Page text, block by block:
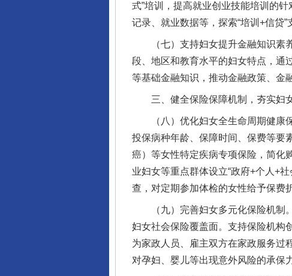
式”培训，提高就业创业技能培训的
记录、就业数据等，探索“培训+信贷
（七）支持妇女提升金融知识素养
段、地区和教育水平的妇女特点，通
等基础金融知识，推动金融政策、金
三、健全保险保障机制，夯实妇
（八）优化妇女全生命周期健康保
投保病种年龄、保障时间、保费等要
癌）等女性特定疾病专项保险，简化
业妇女等重点群体设立“政府+个人+
查，对定期参加体检的女性给予保费
（九）完善妇女多元化保险机制。
妇女社会保险覆盖面。支持保险机构
为家政人员、雇主双方在家政服务过
对孕妇、婴儿等出现意外风险的承保